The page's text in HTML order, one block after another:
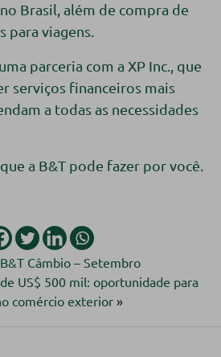
Brasil, além de compra de
para viagens.
parceria com a XP Inc., que
serviços financeiros mais
a todas as necessidades
a B&T pode fazer por você.
Câmbio – Setembro
US$ 500 mil: oportunidade para
comércio exterior »